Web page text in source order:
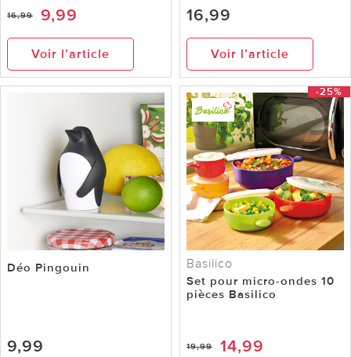
16,99 9,99
Voir l’article
16,99
Voir l’article
Déo Pingouin
9,99
-25%
Basilico
Set pour micro-ondes 10
pièces Basilico
19,99 14,99